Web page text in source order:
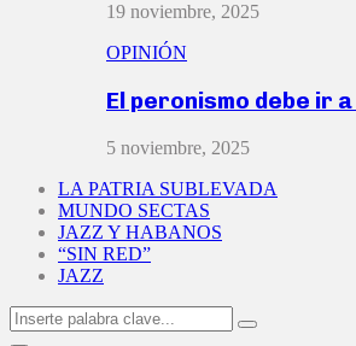
19 noviembre, 2025
OPINIÓN
El peronismo debe ir
5 noviembre, 2025
LA PATRIA SUBLEVADA
MUNDO SECTAS
JAZZ Y HABANOS
“SIN RED”
JAZZ
Search
for:
Search